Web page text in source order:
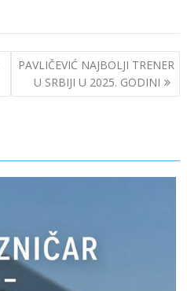
PAVLIČEVIĆ NAJBOLJI TRENER
U SRBIJI U 2025. GODINI